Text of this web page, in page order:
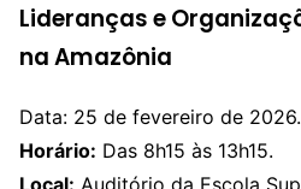
Lideranças e
na Amazônia
Data: 25 de fevereiro de 2026.
Horário: Das 8h15 às 13h15.
Local: Auditório da Escola